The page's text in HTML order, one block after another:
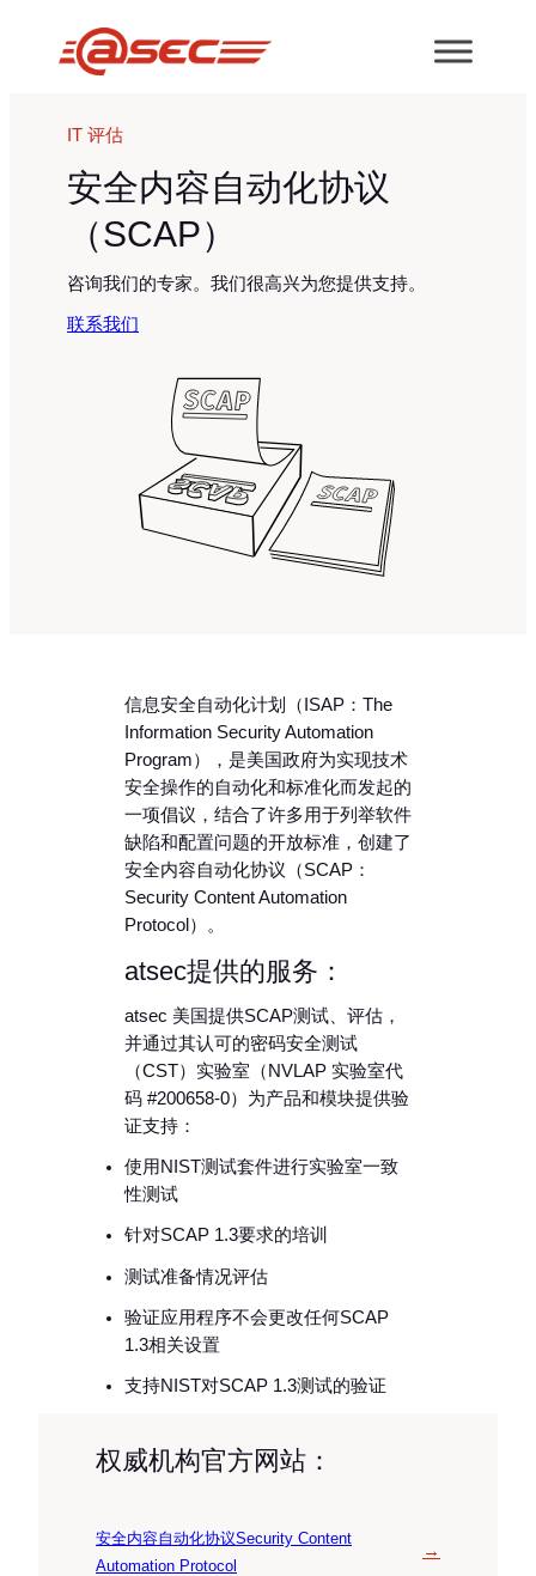
IT 评估
安全内容自动化协议
（SCAP）
咨询我们的专家。我们很高兴为您提供支持。
联系我们
信息安全自动化计划（ISAP：The
Information Security Automation
Program），是美国政府为实现技术
安全操作的自动化和标准化而发起的
一项倡议，结合了许多用于列举软件
缺陷和配置问题的开放标准，创建了
安全内容自动化协议（SCAP：
Security Content Automation
Protocol）。
atsec提供的服务：
atsec 美国提供SCAP测试、评估，
并通过其认可的密码安全测试
（CST）实验室（NVLAP 实验室代
码 #200658-0）为产品和模块提供验
证支持：
使用NIST测试套件进行实验室一致
性测试
针对SCAP 1.3要求的培训
测试准备情况评估
验证应用程序不会更改任何SCAP
1.3相关设置
支持NIST对SCAP 1.3测试的验证
权威机构官方网站：
安全内容自动化协议Security Content
Automation Protocol
→